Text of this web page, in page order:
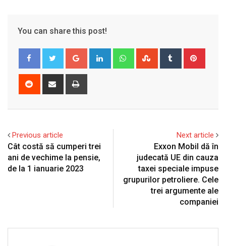
You can share this post!
Google+ LinkedIn WhatsappStumbleUpon
Tumblr
Reddit
Share
Previous article
Cât costă să cumperi trei
ani de vechime la pensie,
de la 1 ianuarie 2023
Next article
Exxon Mobil dă în
judecată UE din cauza
taxei speciale impuse
grupurilor petroliere. Cele
trei argumente ale
companiei